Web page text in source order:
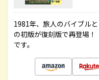
1981年、旅人のバイブル
の初版が復刻版で再登場
です。